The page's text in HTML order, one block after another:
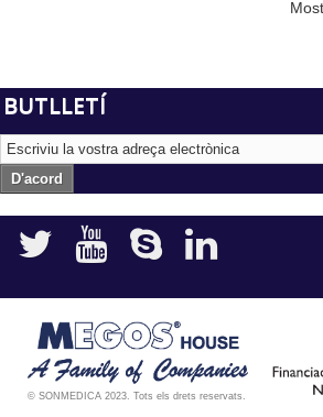
BUTLLETÍ
D'acord
© SONMEDICA 2023. Tots els drets reservats.